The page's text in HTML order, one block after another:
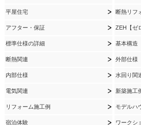
平屋住宅 断熱リフ
アフター・保証 ZEH【ゼ
標準仕様の詳細 基本構造
断熱関連 外部仕様
内部仕様 水回り関
電気関連 新築施工
リフォーム施工例 モデルハ
宿泊体験 ワークシ